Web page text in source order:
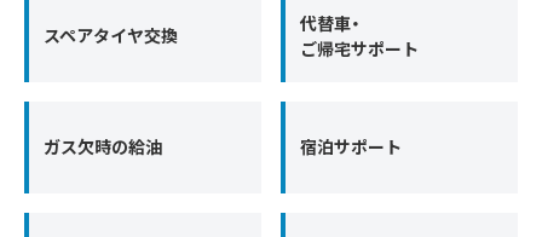
スペアタイヤ交換
代替車・
ご帰宅サポート
ガス欠時の給油 宿泊サポート